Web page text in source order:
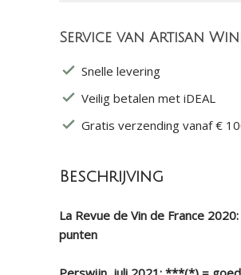
Service van Artisan
Snelle levering
Veilig betalen met iDEAL
Gratis verzending vanaf €
Beschrijving
La Revue de Vin de France
punten